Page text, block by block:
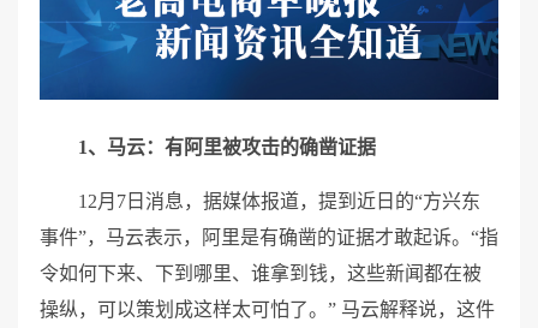
1、马云：有阿里被攻击的确凿证据
12月7日消息，据媒体报道，提到近日的“方兴东
事件”，马云表示，阿里是有确凿的证据才敢起诉。“指
令如何下来、下到哪里、谁拿到钱，这些新闻都在被
操纵，可以策划成这样太可怕了。” 马云解释说，这件